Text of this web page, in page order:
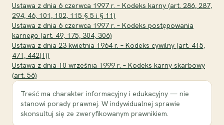
Ustawa z dnia 6 czerwca 1997 r. – Kodeks karny (art. 286, 287,
294, 46, 101, 102, 115 § 5 i § 11)
Ustawa z dnia 6 czerwca 1997 r. – Kodeks postępowania
karnego (art. 49, 175, 304, 306)
Ustawa z dnia 23 kwietnia 1964 r. – Kodeks cywilny (art. 415,
471, 442(1))
Ustawa z dnia 10 września 1999 r. – Kodeks karny skarbowy
(art. 56)
Treść ma charakter informacyjny i edukacyjny — nie
stanowi porady prawnej. W indywidualnej sprawie
skonsultuj się ze zweryfikowanym prawnikiem.